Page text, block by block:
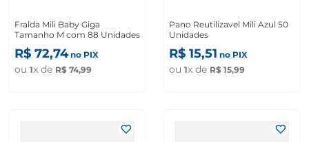
Fralda Mili Baby Giga
Tamanho M com 88 Unidades
R$ 72,74no PIX
ou 1x de R$ 74,99
Pano Reutilizavel Mili Azul 50
Unidades
R$ 15,51 no PIX
ou 1x de R$ 15,99